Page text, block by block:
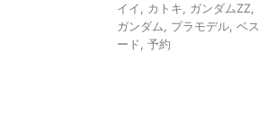
イイ
カトキ ガンダムZZ
ガンダム
プラモデル ベ
ード
予約